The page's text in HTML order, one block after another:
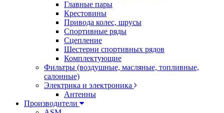
Главные пары
Крестовины
Привода колес, шрусы
Спортивные ряды
Сцепление
Шестерни спортивных рядов
Комплектующие
Фильтры (воздушные, масляные, топливные,
салонные)
Электрика и электроника
Антенны
Производители